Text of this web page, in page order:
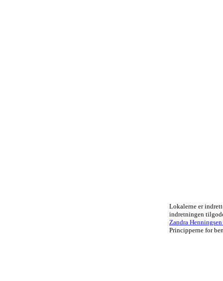
Lokalerne er
indretningen
Zandra Henningsen
Principperne for